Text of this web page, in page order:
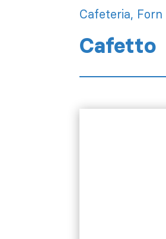
Cafeteria, Forn
Cafetto